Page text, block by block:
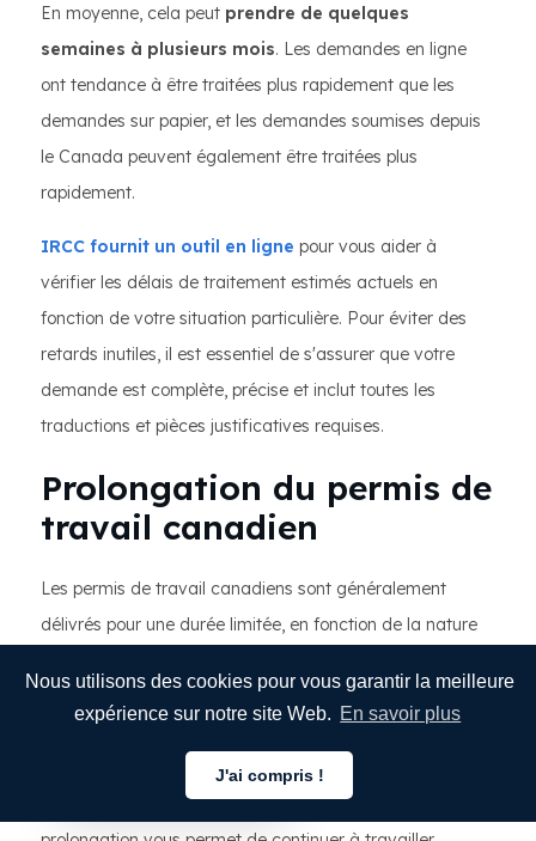
Nous utilisons des cookies pour vous garantir la meilleure
expérience sur notre site Web. En savoir plus
J'ai compris !
En moyenne, cela peut prendre de quelques
semaines à plusieurs mois. Les demandes en ligne
ont tendance à être traitées plus rapidement que les
demandes sur papier, et les demandes soumises depuis
le Canada peuvent également être traitées plus
rapidement.
IRCC fournit un outil en ligne pour vous aider à
vérifier les délais de traitement estimés actuels en
fonction de votre situation particulière. Pour éviter des
retards inutiles, il est essentiel de s'assurer que votre
demande est complète, précise et inclut toutes les
traductions et pièces justificatives requises.
Prolongation du permis de
travail canadien
Les permis de travail canadiens sont généralement
délivrés pour une durée limitée, en fonction de la nature
individuelles. Si vous prévoyez de rester au Canada au-
pourriez être éligible à une demande de prolongation de
permis de travail canadien. Une demande de
Français